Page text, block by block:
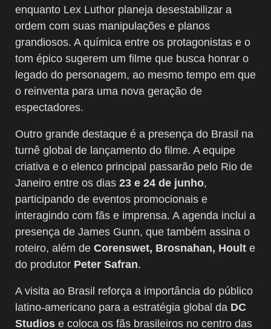
enquanto Lex Luthor planeja desestabilizar a
ordem com suas manipulações e planos
grandiosos. A química entre os protagonistas e o
tom épico sugerem um filme que busca honrar o
legado do personagem, ao mesmo tempo em que
o reinventa para uma nova geração de
espectadores.
Outro grande destaque é a presença do Brasil na
turnê global de lançamento do filme. A equipe
criativa e o elenco principal passarão pelo Rio de
Janeiro entre os dias 23 e 24 de junho,
participando de eventos promocionais e
interagindo com fãs e imprensa. A agenda inclui a
presença de James Gunn, que também assina o
roteiro, além de Corenswet, Brosnahan, Hoult e
do produtor Peter Safran.
A visita ao Brasil reforça a importância do público
latino-americano para a estratégia global da DC
Studios e coloca os fãs brasileiros no centro das